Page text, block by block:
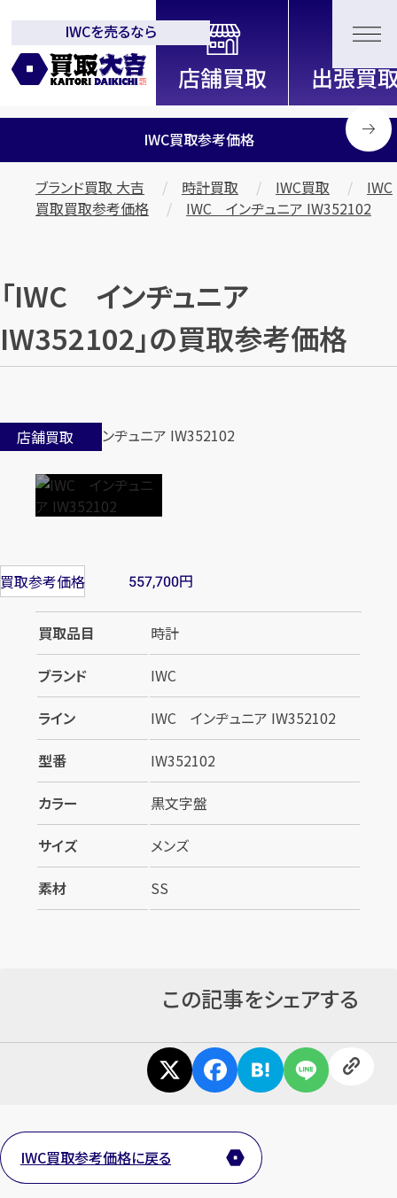
全国2000店舗以上展開中！
信頼と実績の買取専門店「買取大
吉」
IWCを売るなら
IWC買取参考価格
ブランド買取 大吉 時計買取 IWC買取
IWC
買取買取参考価格
IWC インヂュニア IW352102
「IWC インヂュニア
IW352102」の買取参考価格
店舗買取
買取参考価格 557,700円
買取品目
時計
ブランド
IWC
ライン
IWC インヂュニア IW352102
型番
IW352102
カラー
黒文字盤
サイズ
メンズ
素材
SS
この記事をシェアする
IWC買取参考価格に戻る